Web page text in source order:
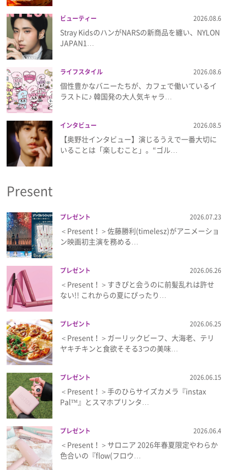
ビューティー 2026.08.6
Stray KidsのハンがNARSの新商品を纏い、NYLON
JAPAN1…
ライフスタイル 2026.08.6
個性豊かなバニーたちが、カフェで働いているイ
ラストに♪ 韓国発の大人気キャラ…
インタビュー 2026.08.5
【奥野壮インタビュー】演じるうえで一番大切に
いることは「楽しむこと」。“ゴル…
Present
プレゼント 2026.07.23
＜Present！＞佐藤勝利(timelesz)がアニメーショ
ン映画初主演を務める…
プレゼント 2026.06.26
＜Present！＞すきぴと会うのに前髪乱れは許せ
ない!! これからの夏にぴったり…
プレゼント 2026.06.25
＜Present！＞ガーリックビーフ、大海老、テリ
ヤキチキンと食欲そそる3つの美味…
プレゼント 2026.06.15
＜Present！＞手のひらサイズカメラ『instax
Pal™』とスマホプリンタ…
プレゼント 2026.06.4
＜Present！＞サロニア 2026年春夏限定やわらか
色合いの『flow(フロウ…